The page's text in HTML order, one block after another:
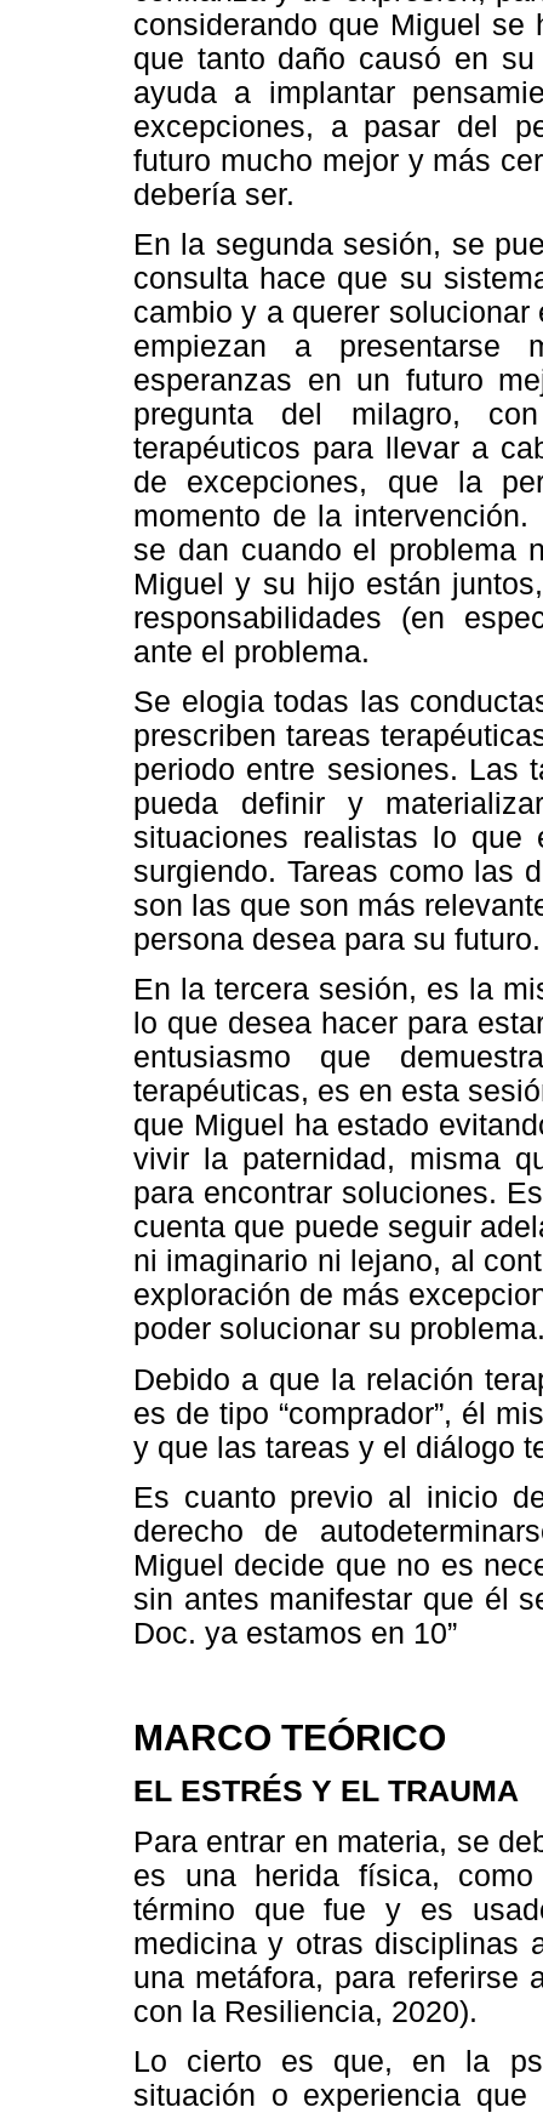
considerando que Miguel
que tanto daño causó en
ayuda a implantar
excepciones, a pasar del
futuro mucho mejor y más
debería ser.
En la segunda sesión, se
consulta hace que su
cambio y a querer
empiezan a
esperanzas en un futuro
pregunta del milagro,
terapéuticos para llevar a
de excepciones, que la
momento de la
se dan cuando el problema
Miguel y su hijo están
responsabilidades (en
ante el problema.
Se elogia todas las
prescriben tareas
periodo entre sesiones. Las
pueda definir y
situaciones realistas lo que
surgiendo. Tareas como las
son las que son más
persona desea para su futuro.
En la tercera sesión, es la
lo que desea hacer para
entusiasmo que
terapéuticas, es en esta
que Miguel ha estado
vivir la paternidad, misma
para encontrar soluciones.
cuenta que puede seguir
ni imaginario ni lejano, al
exploración de más
poder solucionar su
Debido a que la relación
es de tipo “comprador”, él
y que las tareas y el diálogo
Es cuanto previo al inicio
derecho de
Miguel decide que no es
sin antes manifestar que él
Doc. ya estamos en 10”
MARCO TEÓRICO
EL ESTRÉS Y EL TRAUMA
Para entrar en materia, se
es una herida física,
término que fue y es
medicina y otras disciplinas
una metáfora, para referirse
con la Resiliencia, 2020).
Lo cierto es que, en la
situación o experiencia